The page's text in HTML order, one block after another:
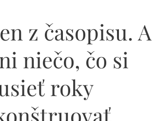
z časopisu. A
niečo, čo si
roky